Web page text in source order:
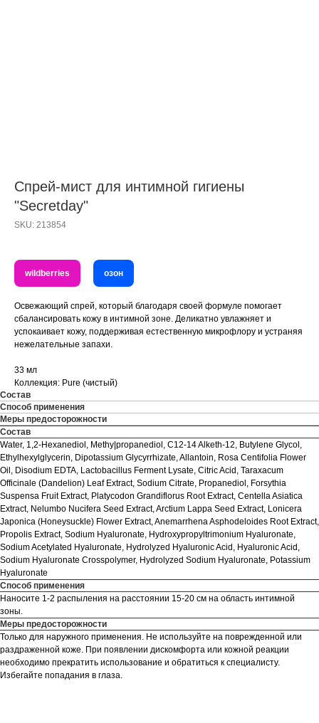
Спрей-мист для интимной гигиены
"Secretday"
SKU: 213854
wildberries озон
Освежающий спрей, который благодаря своей формуле помогает
сбалансировать кожу в интимной зоне. Деликатно увлажняет и
успокаивает кожу, поддерживая естественную микрофлору и устраняя
нежелательные запахи.
33 мл
Коллекция: Pure (чистый)
Состав
Способ применения
Меры предосторожности
Состав
Water, 1,2-Hexanediol, Methy|propanediol, C12-14 Alketh-12, Butylene Glycol,
Ethylhexylglycerin, Dipotassium Glycyrrhizate, Allantoin, Rosa Centifolia Flower
Oil, Disodium EDTA, Lactobacillus Ferment Lysate, Citric Acid, Taraxacum
Officinale (Dandelion) Leaf Extract, Sodium Citrate, Propanediol, Forsythia
Suspensa Fruit Extract, Platycodon Grandiflorus Root Extract, Centella Asiatica
Extract, Nelumbo Nucifera Seed Extract, Arctium Lappa Seed Extract, Lonicera
Japonica (Honeysuckle) Flower Extract, Anemarrhena Asphodeloides Root Extract,
Propolis Extract, Sodium Hyaluronate, Hydroxypropyltrimonium Hyaluronate,
Sodium Acetylated Hyaluronate, Hydrolyzed Hyaluronic Acid, Hyaluronic Acid,
Sodium Hyaluronate Crosspolymer, Hydrolyzed Sodium Hyaluronate, Potassium
Hyaluronate
Способ применения
Наносите 1-2 распыления на расстоянии 15-20 см на область интимной
зоны.
Меры предосторожности
Только для наружного применения. Не используйте на поврежденной или
раздраженной коже. При появлении дискомфорта или кожной реакции
необходимо прекратить использование и обратиться к специалисту.
Избегайте попадания в глаза.